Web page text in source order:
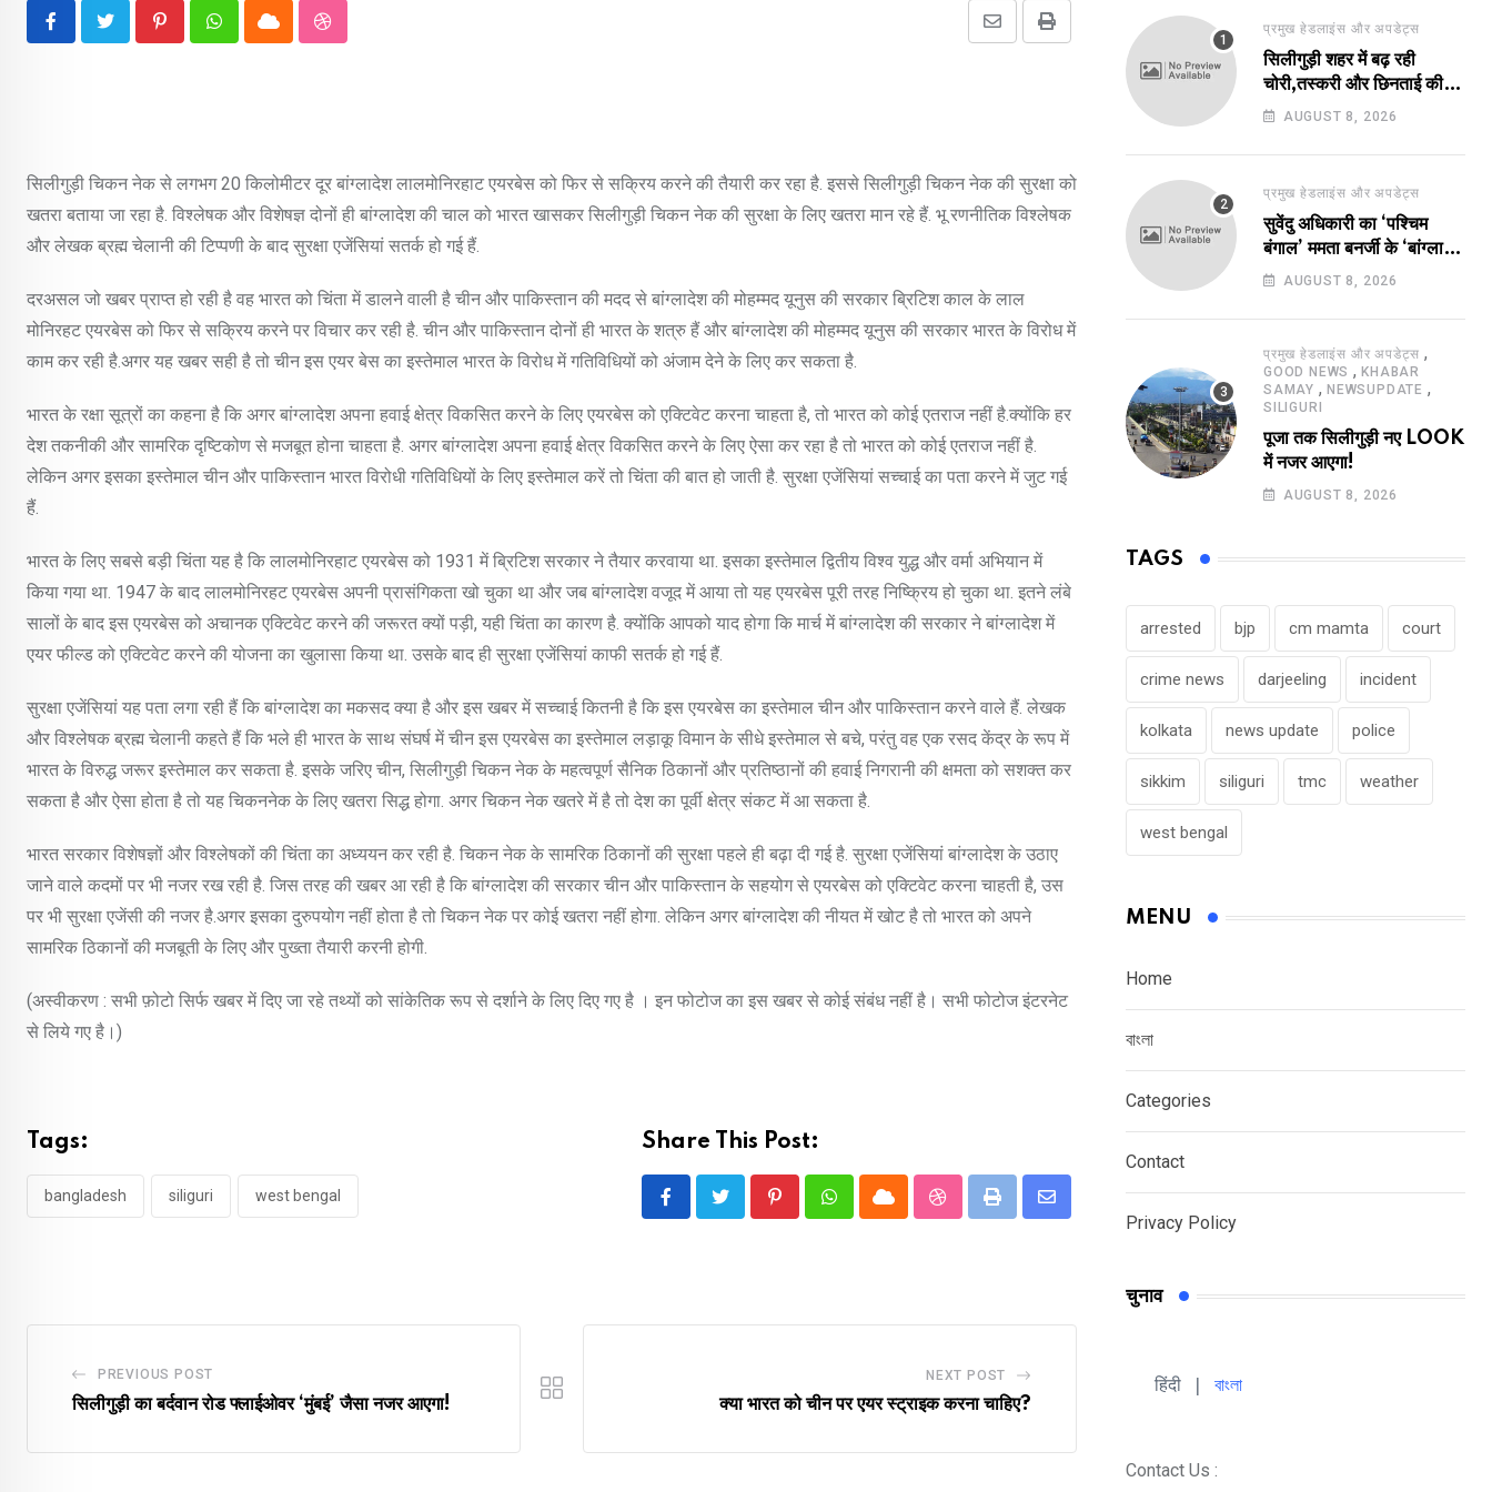
PinterestWhatsappCloud StumbleUpon Print
Share
सिलीगुड़ी चिकन नेक से लगभग 20 किलोमीटर दूर बांग्लादेश लालमोनिरहाट एयरबेस को फिर से सक्रिय करने की तैयारी कर रहा है. इससे सिलीगुड़ी चिकन नेक की सुरक्षा को
खतरा बताया जा रहा है. विश्लेषक और विशेषज्ञ दोनों ही बांग्लादेश की चाल को भारत खासकर सिलीगुड़ी चिकन नेक की सुरक्षा के लिए खतरा मान रहे हैं. भू रणनीतिक विश्लेषक
और लेखक ब्रह्म चेलानी की टिप्पणी के बाद सुरक्षा एजेंसियां सतर्क हो गई हैं.
दरअसल जो खबर प्राप्त हो रही है वह भारत को चिंता में डालने वाली है चीन और पाकिस्तान की मदद से बांग्लादेश की मोहम्मद यूनुस की सरकार ब्रिटिश काल के लाल
मोनिरहट एयरबेस को फिर से सक्रिय करने पर विचार कर रही है. चीन और पाकिस्तान दोनों ही भारत के शत्रु हैं और बांग्लादेश की मोहम्मद यूनुस की सरकार भारत के विरोध में
काम कर रही है.अगर यह खबर सही है तो चीन इस एयर बेस का इस्तेमाल भारत के विरोध में गतिविधियों को अंजाम देने के लिए कर सकता है.
भारत के रक्षा सूत्रों का कहना है कि अगर बांग्लादेश अपना हवाई क्षेत्र विकसित करने के लिए एयरबेस को एक्टिवेट करना चाहता है, तो भारत को कोई एतराज नहीं है.क्योंकि हर
देश तकनीकी और सामरिक दृष्टिकोण से मजबूत होना चाहता है. अगर बांग्लादेश अपना हवाई क्षेत्र विकसित करने के लिए ऐसा कर रहा है तो भारत को कोई एतराज नहीं है.
लेकिन अगर इसका इस्तेमाल चीन और पाकिस्तान भारत विरोधी गतिविधियों के लिए इस्तेमाल करें तो चिंता की बात हो जाती है. सुरक्षा एजेंसियां सच्चाई का पता करने में जुट गई
हैं.
भारत के लिए सबसे बड़ी चिंता यह है कि लालमोनिरहाट एयरबेस को 1931 में ब्रिटिश सरकार ने तैयार करवाया था. इसका इस्तेमाल द्वितीय विश्व युद्ध और वर्मा अभियान में
किया गया था. 1947 के बाद लालमोनिरहट एयरबेस अपनी प्रासंगिकता खो चुका था और जब बांग्लादेश वजूद में आया तो यह एयरबेस पूरी तरह निष्क्रिय हो चुका था. इतने लंबे
सालों के बाद इस एयरबेस को अचानक एक्टिवेट करने की जरूरत क्यों पड़ी, यही चिंता का कारण है. क्योंकि आपको याद होगा कि मार्च में बांग्लादेश की सरकार ने बांग्लादेश में
एयर फील्ड को एक्टिवेट करने की योजना का खुलासा किया था. उसके बाद ही सुरक्षा एजेंसियां काफी सतर्क हो गई हैं.
सुरक्षा एजेंसियां यह पता लगा रही हैं कि बांग्लादेश का मकसद क्या है और इस खबर में सच्चाई कितनी है कि इस एयरबेस का इस्तेमाल चीन और पाकिस्तान करने वाले हैं. लेखक
और विश्लेषक ब्रह्म चेलानी कहते हैं कि भले ही भारत के साथ संघर्ष में चीन इस एयरबेस का इस्तेमाल लड़ाकू विमान के सीधे इस्तेमाल से बचे, परंतु वह एक रसद केंद्र के रूप में
भारत के विरुद्ध जरूर इस्तेमाल कर सकता है. इसके जरिए चीन, सिलीगुड़ी चिकन नेक के महत्वपूर्ण सैनिक ठिकानों और प्रतिष्ठानों की हवाई निगरानी की क्षमता को सशक्त कर
सकता है और ऐसा होता है तो यह चिकननेक के लिए खतरा सिद्ध होगा. अगर चिकन नेक खतरे में है तो देश का पूर्वी क्षेत्र संकट में आ सकता है.
भारत सरकार विशेषज्ञों और विश्लेषकों की चिंता का अध्ययन कर रही है. चिकन नेक के सामरिक ठिकानों की सुरक्षा पहले ही बढ़ा दी गई है. सुरक्षा एजेंसियां बांग्लादेश के उठाए
जाने वाले कदमों पर भी नजर रख रही है. जिस तरह की खबर आ रही है कि बांग्लादेश की सरकार चीन और पाकिस्तान के सहयोग से एयरबेस को एक्टिवेट करना चाहती है, उस
पर भी सुरक्षा एजेंसी की नजर है.अगर इसका दुरुपयोग नहीं होता है तो चिकन नेक पर कोई खतरा नहीं होगा. लेकिन अगर बांग्लादेश की नीयत में खोट है तो भारत को अपने
सामरिक ठिकानों की मजबूती के लिए और पुख्ता तैयारी करनी होगी.
(अस्वीकरण : सभी फ़ोटो सिर्फ खबर में दिए जा रहे तथ्यों को सांकेतिक रूप से दर्शाने के लिए दिए गए है । इन फोटोज का इस खबर से कोई संबंध नहीं है। सभी फोटोज इंटरनेट
से लिये गए है।)
Tags:
bangladesh siliguri west bengal
Share This Post:
PinterestWhatsappCloud StumbleUpon
Print
Share
PREVIOUS POST
सिलीगुड़ी का बर्दवान रोड फ्लाईओवर ‘मुंबई’ जैसा नजर आएगा!
NEXT POST
क्या भारत को चीन पर एयर स्ट्राइक करना चाहिए?
प्रमुख हेडलाइंस और अपडेट्स
सिलीगुड़ी शहर में बढ़ रही
चोरी,तस्करी और छिनताई की
घटनाएं!
AUGUST 8, 2026
प्रमुख हेडलाइंस और अपडेट्स
सुवेंदु अधिकारी का ‘पश्चिम
बंगाल’ ममता बनर्जी के ‘बांग्ला’
पर भारी!
AUGUST 8, 2026
प्रमुख हेडलाइंस और अपडेट्स ,
GOOD NEWS ,KHABAR
SAMAY , NEWSUPDATE ,
SILIGURI
पूजा तक सिलीगुड़ी नए LOOK
में नजर आएगा!
AUGUST 8, 2026
TAGS
arrested bjp cm mamta court
crime news darjeeling incident
kolkata news update police
sikkim siliguri tmc weather
west bengal
MENU
Home
বাংলা
Categories
Contact
Privacy Policy
चुनाव
हिंदी | বাংলা
Contact Us :